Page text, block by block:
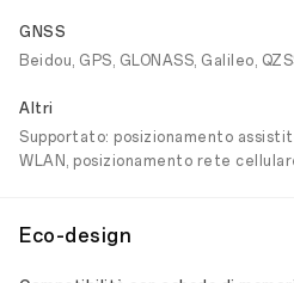
GNSS
Beidou, GPS, GLONASS, Galileo,
Altri
Supportato: posizionamento
WLAN, posizionamento rete
Eco-design